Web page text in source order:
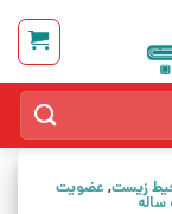
زیست, عضویت